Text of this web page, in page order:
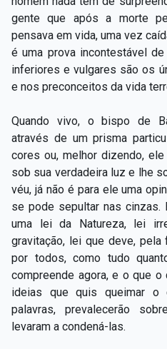
gente que após a morte
pensava em vida, uma vez
é uma prova incontestável
inferiores e vulgares são os
e nos preconceitos da vida
Quando vivo, o bispo de
através de um prisma
cores ou, melhor dizendo,
sob sua verdadeira luz e lhe
véu, já não é para ele uma
se pode sepultar nas cinzas.
uma lei da Natureza, lei
gravitação, lei que deve,
por todos, como tudo
compreende agora, e o que o
ideias que quis queimar o
palavras, prevalecerão
levaram a condená-las.